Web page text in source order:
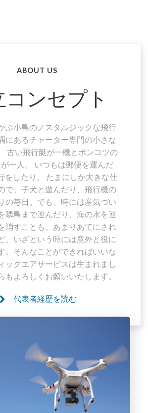
ABOUT US
コンセプト
ぶ小島のノスタルジックな飛行
にあるチャーター専門の小さな
古い飛行艇が一機とポンコツの
一人。 いつもは郵便を運んだ
をしたり。 たまにしか大きな仕
で、子犬と遊んだり、飛行機の
の毎日。でも、時には産気づい
隣島まで運んだり、海の水を運
消すことも。あまりあてにされ
、いざという時には意外と役に
。そんなことができればいいな
ックエアサービスは生まれまし
もよろしくお願いいたします。
代表者経歴を読む